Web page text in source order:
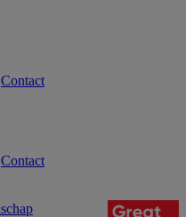
Contact
Contact